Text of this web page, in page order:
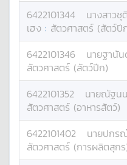
6422101344 นางสาวชุ
เฮง : สัตวศาสตร์ (สัตว์ปี
6422101346 นายฐานัน
สัตวศาสตร์ (สัตว์ปีก)
6422101352 นายณัฐน
สัตวศาสตร์ (อาหารสัตว์)
6422101402 นายปกร
สัตวศาสตร์ (การผลิตสุก